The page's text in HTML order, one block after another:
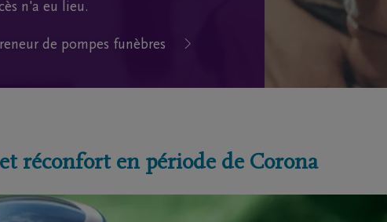
n'a eu lieu.
de pompes funèbres
réconfort en période de Corona